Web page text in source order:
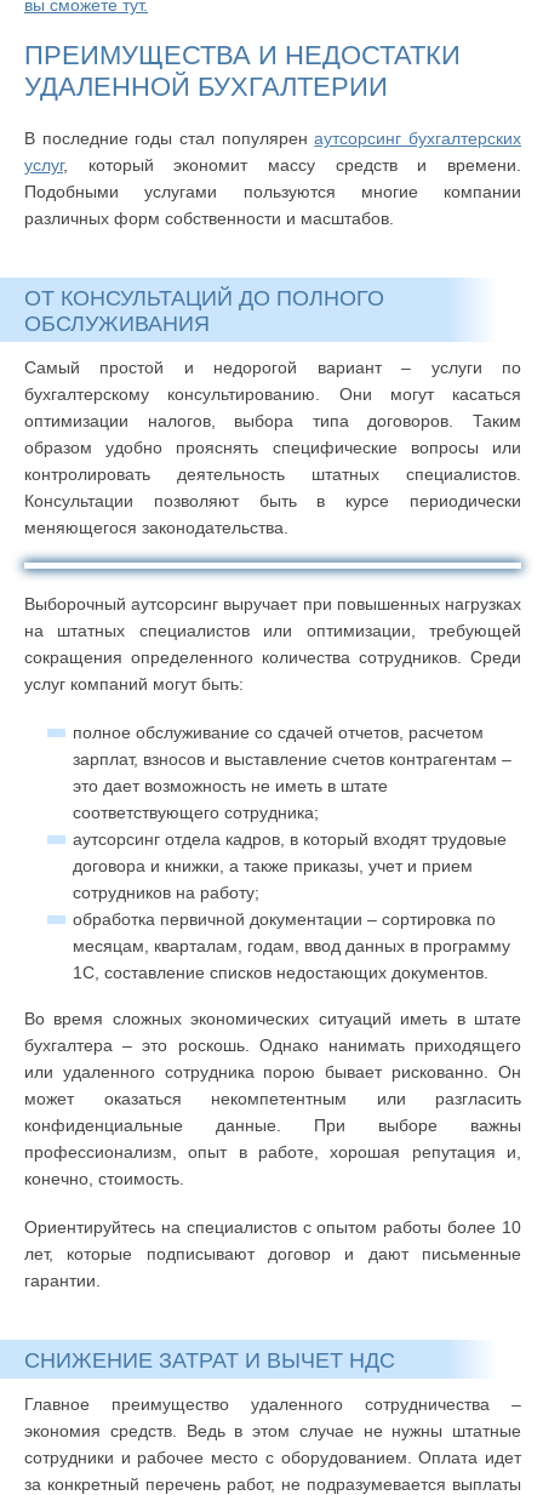
вы сможете тут.
ПРЕИМУЩЕСТВА И НЕДОСТАТКИ
УДАЛЕННОЙ БУХГАЛТЕРИИ
В последние годы стал популяренаутсорсинг бухгалтерских
услуг, который экономит массу средств и времени.
Подобными услугами пользуются многие компании
различных форм собственности и масштабов.
ОТ КОНСУЛЬТАЦИЙ ДО ПОЛНОГО
ОБСЛУЖИВАНИЯ
Самый простой и недорогой вариант – услуги по
бухгалтерскому консультированию. Они могут касаться
оптимизации налогов, выбора типа договоров. Таким
образом удобно прояснять специфические вопросы или
контролировать деятельность штатных специалистов.
Консультации позволяют быть в курсе периодически
меняющегося законодательства.
Выборочный аутсорсинг выручает при повышенных нагрузках
на штатных специалистов или оптимизации, требующей
сокращения определенного количества сотрудников. Среди
услуг компаний могут быть:
полное обслуживание со сдачей отчетов, расчетом
зарплат, взносов и выставление счетов контрагентам –
это дает возможность не иметь в штате
соответствующего сотрудника;
аутсорсинг отдела кадров, в который входят трудовые
договора и книжки, а также приказы, учет и прием
сотрудников на работу;
обработка первичной документации – сортировка по
месяцам, кварталам, годам, ввод данных в программу
1С, составление списков недостающих документов.
Во время сложных экономических ситуаций иметь в штате
бухгалтера – это роскошь. Однако нанимать приходящего
или удаленного сотрудника порою бывает рискованно. Он
может оказаться некомпетентным или разгласить
конфиденциальные данные. При выборе важны
профессионализм, опыт в работе, хорошая репутация и,
конечно, стоимость.
Ориентируйтесь на специалистов с опытом работы более 10
лет, которые подписывают договор и дают письменные
гарантии.
СНИЖЕНИЕ ЗАТРАТ И ВЫЧЕТ НДС
Главное преимущество удаленного сотрудничества –
экономия средств. Ведь в этом случае не нужны штатные
сотрудники и рабочее место с оборудованием. Оплата идет
за конкретный перечень работ, не подразумевается выплаты